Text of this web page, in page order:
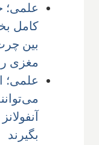
علمی؛
کامل
بین
مغزی
بگیرند